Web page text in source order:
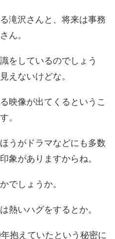
滝沢さんと、将来は事務
ん。
をしているのでしょう
えないけどな。
映像が出てくるというこ
。
うがドラマなどにも多数
象がありますからね。
でしょうか。
熱いハグをするとか。
抱えていたという秘密に